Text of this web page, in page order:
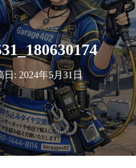
ョ
ン
を
切
り
替
え
日: 2024年5月31日